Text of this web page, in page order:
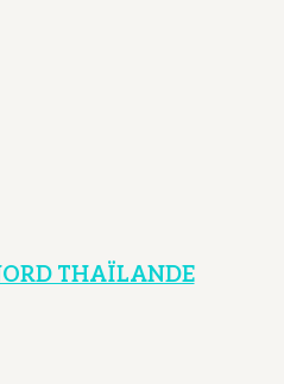
THAÏLANDE